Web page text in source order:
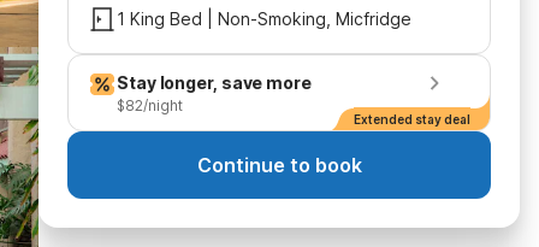
1 King Bed | Non-Smoking, Micfridge
Stay longer, save more
$82/night
Extended stay deal
Continue to book